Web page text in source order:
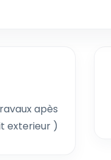
apès
exterieur )